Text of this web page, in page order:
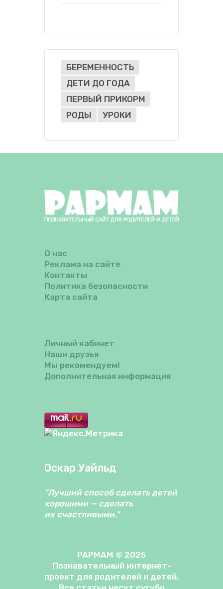
БЕРЕМЕННОСТЬ
ДЕТИ ДО ГОДА
ПЕРВЫЙ ПРИКОРМ
РОДЫ
УРОКИ
О нас
Реклама на сайте
Контакты
Политика безопасности
Карта сайта
Личный кабинет
Наши друзья
Мы рекомендуем!
Дополнительная информация
Оскар Уайльд
"Лучший способ сделать детей
хорошими — сделать
их счастливыми."
PAPMAM © 2025
Познавательный интернет-
проект для родителей и детей.